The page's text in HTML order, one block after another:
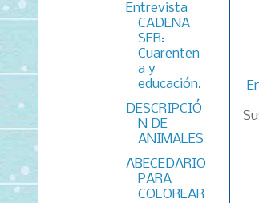
Entrevista
CADENA
SER:
Cuarenten
a y
educación.
DESCRIPCIÓ
N DE
ANIMALES
ABECEDARIO
PARA
COLOREAR